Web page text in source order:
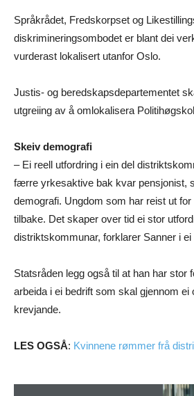
Språkrådet, Fredskorpset og
diskrimineringsombodet er blant dei
vurderast lokalisert utanfor Oslo.
Justis- og beredskapsdepartementet
utgreiing av å omlokalisera
Skeiv demografi
– Ei reell utfordring i ein del
færre yrkesaktive bak kvar pensjonist,
demografi. Ungdom som har reist ut
tilbake. Det skaper over tid ei stor
distriktskommunar, forklarer Sanner i
Statsråden legg også til at han har stor
arbeida i ei bedrift som skal gjennom ei
krevjande.
LES OGSÅ: Kvinnene rømmer frå